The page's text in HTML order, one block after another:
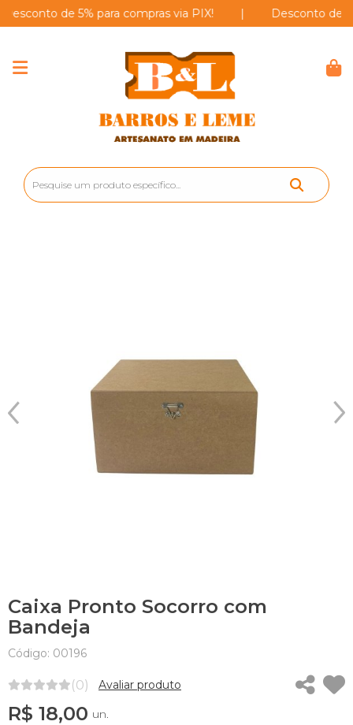
de 5% para compras via PIX! | Desconto de 5%
Caixa Pronto Socorro com
Bandeja
Código: 00196
(0) Avaliar produto
R$ 18,00 un.